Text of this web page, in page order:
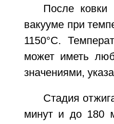
После
вакууме при
1150°С.
может иметь
значениями,
Стадия
минут и до 180